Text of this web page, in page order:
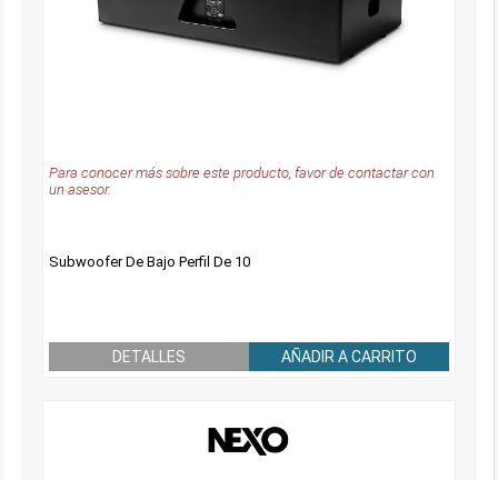
Para conocer más sobre este producto, favor de contactar con
un asesor.
Subwoofer De Bajo Perfil De 10
DETALLES AÑADIR A CARRITO